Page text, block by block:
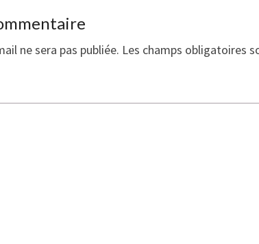
ne sera pas publiée. Les champs obligatoires